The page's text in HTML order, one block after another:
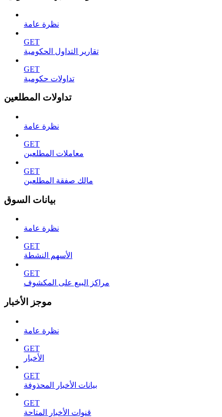
نظرة عامة
GET
تقارير التداول الحكومية
GET
تداولات حكومية
تداولات المطلعين
نظرة عامة
GET
معاملات المطلعين
GET
مالك صفقة المطلعين
بيانات السوق
نظرة عامة
GET
الأسهم النشطة
GET
مراكز البيع على المكشوف
موجز الأخبار
نظرة عامة
GET
الأخبار
GET
بيانات الأخبار المحذوفة
GET
قنوات الأخبار المتاحة